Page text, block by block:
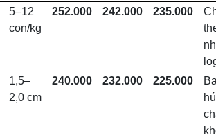
5–12
con/kg
252.000 242.000 235.000
1,5–
2,0 cm
240.000 232.000 225.000